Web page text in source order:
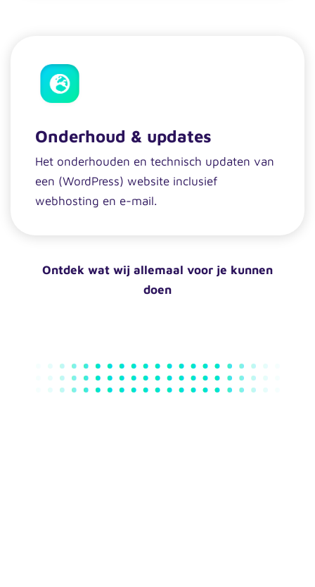
Onderhoud & updates
Het onderhouden en technisch updaten van
een (WordPress) website inclusief
webhosting en e-mail.
Ontdek wat wij allemaal voor je kunnen
doen